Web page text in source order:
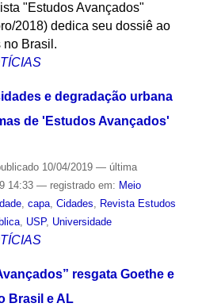
"Estudos Avançados"
2018) dedica seu dossiê ao
no Brasil.
e degradação urbana
de 'Estudos Avançados'
10/04/2019 — última
14:33 — registrado em: Meio
, capa, Cidades, Revista Estudos
, USP, Universidade
resgata Goethe e
Brasil e AL